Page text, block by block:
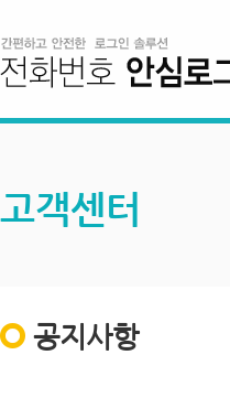
고객센터
공지사항